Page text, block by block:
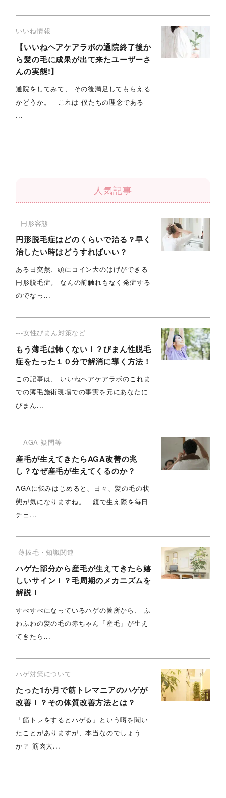
いいね情報
【いいねヘアケアラボの通院終了後か
ら髪の毛に成果が出て来たユーザーさ
んの実態!】
通院をしてみて、 その後満足してもらえる
かどうか。 これは 僕たちの理念である
...
人気記事
--円形容態
円形脱毛症はどのくらいで治る？早く
治したい時はどうすればいい？
ある日突然、頭にコイン大のはげができる
円形脱毛症。 なんの前触れもなく発症する
のでなっ...
---女性びまん対策など
もう薄毛は怖くない！？びまん性脱毛
症をたった１０分で解消に導く方法！
この記事は、 いいねヘアケアラボのこれま
での薄毛施術現場での事実を元にあなたに
びまん...
---AGA-疑問等
産毛が生えてきたらAGA改善の兆
し？なぜ産毛が生えてくるのか？
AGAに悩みはじめると、日々、髪の毛の状
態が気になりますね。 鏡で生え際を毎日
チェ...
-薄抜毛・知識関連
ハゲた部分から産毛が生えてきたら嬉
しいサイン！？毛周期のメカニズムを
解説！
すべすべになっているハゲの箇所から、 ふ
わふわの髪の毛の赤ちゃん「産毛」が生え
てきたら...
ハゲ対策について
たった1か月で筋トレマニアのハゲが
改善！？その体質改善方法とは？
「筋トレをするとハゲる」という噂を聞い
たことがありますが、本当なのでしょう
か？ 筋肉大...